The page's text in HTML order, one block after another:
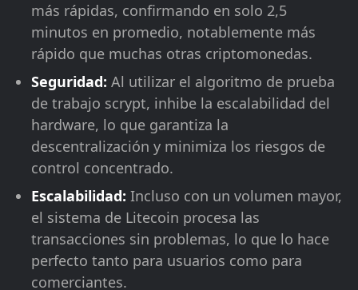
más rápidas, confirmando en solo 2,5
minutos en promedio, notablemente más
rápido que muchas otras criptomonedas.
Seguridad: Al utilizar el algoritmo de prueba
de trabajo scrypt, inhibe la escalabilidad del
hardware, lo que garantiza la
descentralización y minimiza los riesgos de
control concentrado.
Escalabilidad: Incluso con un volumen mayor,
el sistema de Litecoin procesa las
transacciones sin problemas, lo que lo hace
perfecto tanto para usuarios como para
comerciantes.